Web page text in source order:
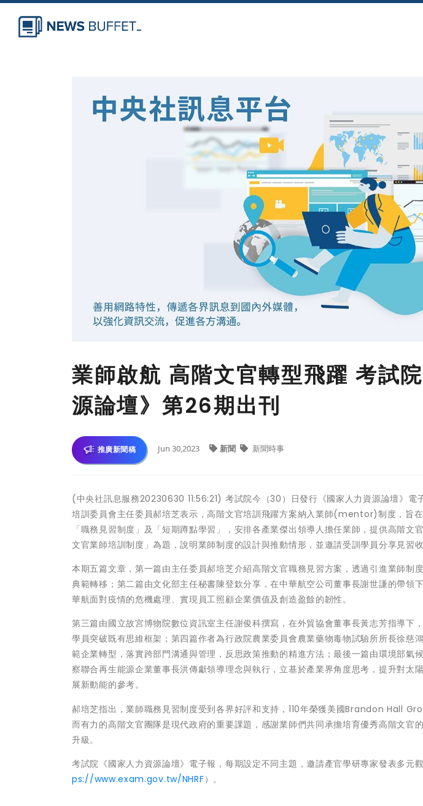
業師啟航 高階文官轉型飛躍 考試
源論壇》第26期出刊
推廣新聞稿 Jun 30,2023 新聞 新聞時事
(中央社訊息服務20230630 11:56:21) 考試院今（30）日發行《國家人力資源論壇》電
培訓委員會主任委員郝培芝表示，高階文官培訓飛躍方案納入業師(mentor)制度，旨
「職務見習制度」及「短期蹲點學習」，安排各產業傑出領導人擔任業師，提供高階文
文官業師培訓制度」為題，說明業師制度的設計與推動情形，並邀請受訓學員分享見習收
本期五篇文章，第一篇由主任委員郝培芝介紹高階文官職務見習方案，透過引進業師制
典範轉移；第二篇由文化部主任秘書陳登欽分享，在中華航空公司董事長謝世謙的帶領
華航面對疫情的危機處理、實現員工照顧企業價值及創造盈餘的韌性。
第三篇由國立故宮博物院數位資訊室主任謝俊科撰寫，在外貿協會董事長黃志芳指導下
學員突破既有思維框架；第四篇作者為行政院農業委員會農業藥物毒物試驗所所長徐慈
範企業轉型，落實跨部門溝通與管理，反思政策推動的精進方法；最後一篇由環境部氣
察聯合再生能源企業董事長洪傳獻領導理念與執行，立基於產業界角度思考，提升對太
展新動能的參考。
郝培芝指出，業師職務見習制度受到各界好評和支持，110年榮獲美國Brandon Hall
而有力的高階文官團隊是現代政府的重要課題，感謝業師們共同承擔培育優秀高階文官
升級。
考試院《國家人力資源論壇》電子報，每期設定不同主題，邀請產官學研專家發表多元
ps://www.exam.gov.tw/NHRF）。